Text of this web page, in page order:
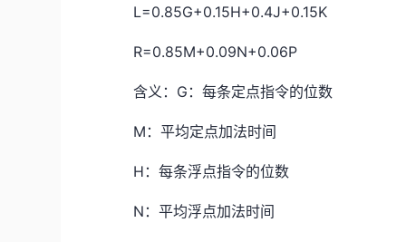
L=0.85G+0.15H+0.4J+0.15K
R=0.85M+0.09N+0.06P
含义：G：每条定点指令的位数
M：平均定点加法时间
H：每条浮点指令的位数
N：平均浮点加法时间